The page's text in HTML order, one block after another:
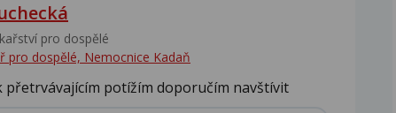
pro dospělé
pro dospělé, Nemocnice Kadaň
přetrvávajícím potížím doporučím navštívit